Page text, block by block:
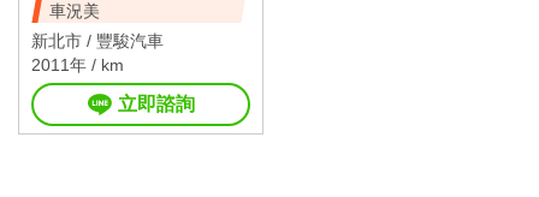
車況美
新北市 / 豐駿汽車
2011年 / km
立即諮詢